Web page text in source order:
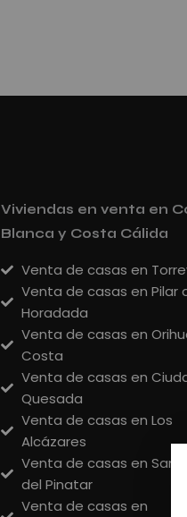
Viviendas en venta en
Blanca y Costa Cálida
Venta de casas en
Venta de casas en Pilar
Horadada
Venta de casas en
Costa
Venta de casas en
Quesada
Venta de casas en Los
Alcázares
Venta de casas en San
del Pinatar
Venta de casas en